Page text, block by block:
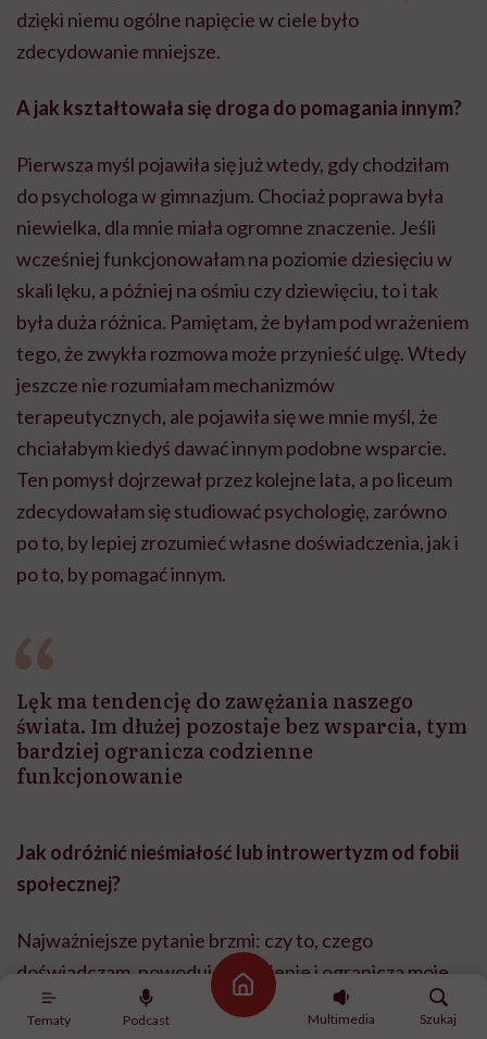
Tematy Podcast
Strona główna
Multimedia
Szukaj
dzięki niemu ogólne napięcie w ciele było
zdecydowanie mniejsze.
A jak kształtowała się droga do pomagania innym?
Pierwsza myśl pojawiła się już wtedy, gdy chodziłam
do psychologa w gimnazjum. Chociaż poprawa była
niewielka, dla mnie miała ogromne znaczenie. Jeśli
wcześniej funkcjonowałam na poziomie dziesięciu w
skali lęku, a później na ośmiu czy dziewięciu, to i tak
była duża różnica. Pamiętam, że byłam pod wrażeniem
tego, że zwykła rozmowa może przynieść ulgę. Wtedy
jeszcze nie rozumiałam mechanizmów
terapeutycznych, ale pojawiła się we mnie myśl, że
chciałabym kiedyś dawać innym podobne wsparcie.
Ten pomysł dojrzewał przez kolejne lata, a po liceum
zdecydowałam się studiować psychologię, zarówno
po to, by lepiej zrozumieć własne doświadczenia, jak i
po to, by pomagać innym.
Lęk ma tendencję do zawężania naszego
świata. Im dłużej pozostaje bez wsparcia, tym
bardziej ogranicza codzienne
funkcjonowanie
Jak odróżnić nieśmiałość lub introwertyzm od fobii
społecznej?
Najważniejsze pytanie brzmi: czy to, czego
doświadczam, powoduje cierpienie i ogranicza moje
życie? Introwertycy często wolą spędzać czas sami,